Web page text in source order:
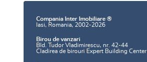
Compania Inter Imobiliare ®
Iasi, Romania, 2002-2026
Birou de vanzari
Bld. Tudor Vladimirescu, nr. 42-44
Cladirea de birouri Expert Building Center